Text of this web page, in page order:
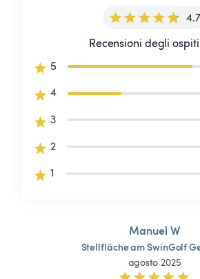
4.7
Recensioni degli
5
4
3
2
1
Manuel W
StellflächeamSwinGolf
agosto 2025